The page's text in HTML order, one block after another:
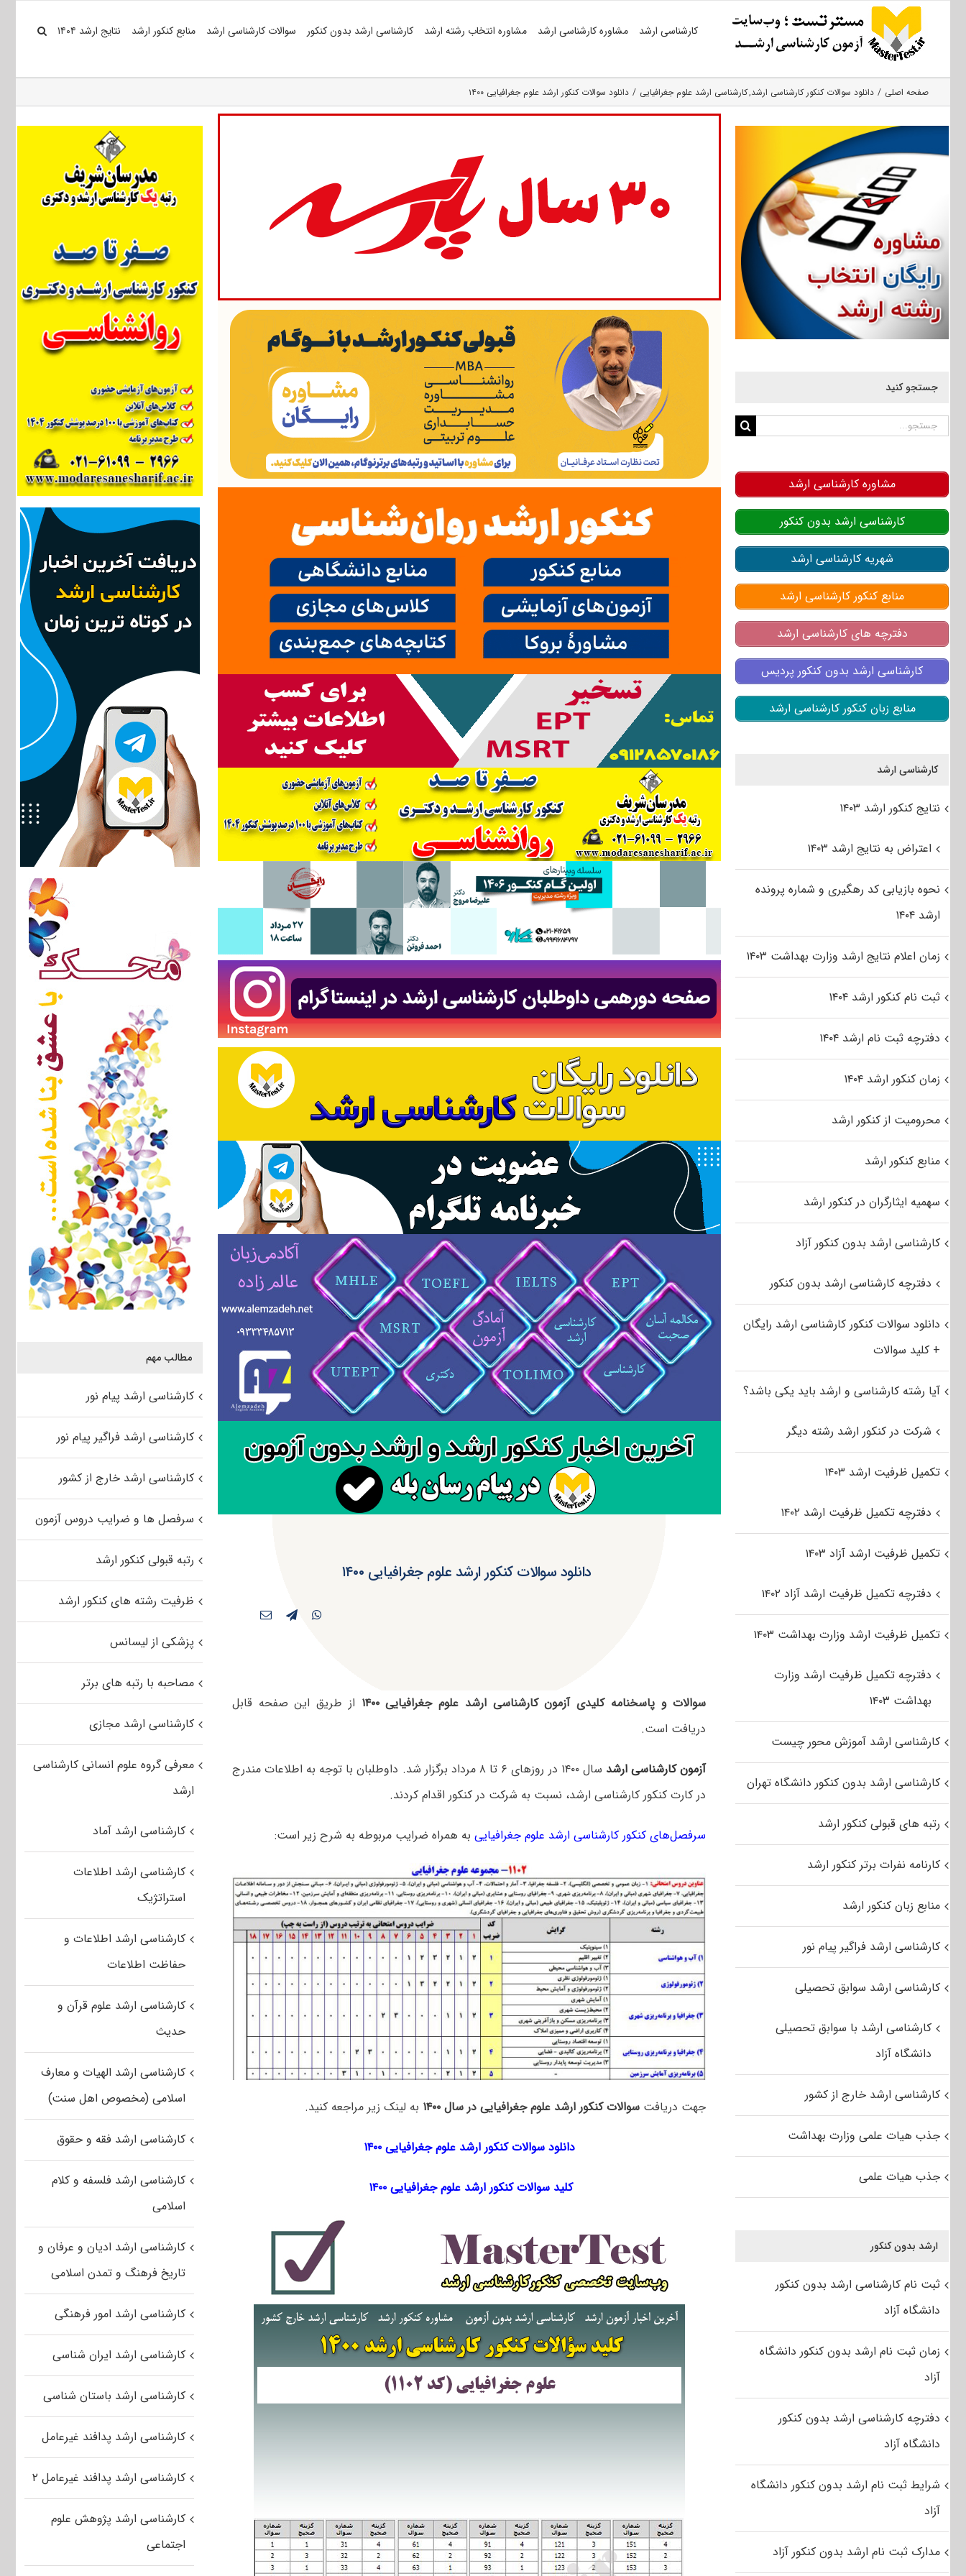
کارشناسی ارشد مشاوره کارشناسی ارشد مشاوره انتخاب رشته ارشد کارشناسی ارشد بدون کنکور سوالات کارشناسی ارشد منابع کنکور ارشد نتایج ارشد ۱۴۰۴
صفحه اصلی دانلود سوالات کنکور کارشناسی ارشد کارشناسی ارشد علوم جغرافیایی دانلود سوالات کنکور ارشد علوم جغرافیایی ۱۴۰۰
دانلود سوالات کنکور ارشد علوم جغرافیایی ۱۴۰۰
سوالات و پاسخنامه کلیدی آزمون کارشناسی ارشد علوم جغرافیایی ۱۴۰۰
از طریق این صفحه قابل
دریافت است.
آزمون کارشناسی ارشد
سال ۱۴۰۰ در روزهای ۶ تا ۸ مرداد برگزار شد. داوطلبان با توجه به اطلاعات مندرج
در کارت کنکور کارشناسی ارشد، نسبت به شرکت در کنکور اقدام کردند.
سرفصل‌های کنکور کارشناسی ارشد علوم جغرافیاییبه همراه ضرایب مربوطه به شرح زیر است:
جهت دریافت سوالات کنکور ارشد علوم جغرافیایی در سال ۱۴۰۰ به لینک زیر مراجعه کنید.
دانلود سوالات کنکور ارشد علوم جغرافیایی ۱۴۰۰
کلید سوالات کنکور ارشد علوم جغرافیایی ۱۴۰۰
مطالب مهم
کارشناسی ارشد پیام نور
کارشناسی ارشد فراگیر پیام نور
کارشناسی ارشد خارج از کشور
سرفصل ها و ضرایب دروس آزمون
رتبه قبولی کنکور ارشد
ظرفیت رشته های کنکور ارشد
پزشکی از لیسانس
مصاحبه با رتبه های برتر
کارشناسی ارشد مجازی
معرفی گروه علوم انسانی کارشناسی
ارشد
کارشناسی ارشد آماد
کارشناسی ارشد اطلاعات
استراتژیک
کارشناسی ارشد اطلاعات و
حفاظت اطلاعات
کارشناسی ارشد علوم قرآن و
حدیث
کارشناسی ارشد الهیات و معارف
اسلامی (مخصوص اهل سنت)
کارشناسی ارشد فقه و حقوق
کارشناسی ارشد فلسفه و کلام
اسلامی
کارشناسی ارشد ادیان و عرفان و
تاریخ فرهنگ و تمدن اسلامی
کارشناسی ارشد امور فرهنگی
کارشناسی ارشد ایران شناسی
کارشناسی ارشد باستان شناسی
کارشناسی ارشد پدافند غیرعامل
کارشناسی ارشد پدافند غیرعامل ۲
کارشناسی ارشد پژوهش علوم
اجتماعی
جستجو کنید
جستجو
مشاوره کارشناسی ارشد
کارشناسی ارشد بدون کنکور
شهریه کارشناسی ارشد
منابع کنکور کارشناسی ارشد
دفترچه های کارشناسی ارشد
کارشناسی ارشد بدون کنکور پردیس
منابع زبان کنکور کارشناسی ارشد
کارشناسی ارشد
نتایج کنکور ارشد ۱۴۰۳
اعتراض به نتایج ارشد ۱۴۰۳
نحوه بازیابی کد رهگیری و شماره پرونده
ارشد ۱۴۰۴
زمان اعلام نتایج ارشد وزارت بهداشت ۱۴۰۳
ثبت نام کنکور ارشد ۱۴۰۴
دفترچه ثبت نام ارشد ۱۴۰۴
زمان کنکور ارشد ۱۴۰۴
محرومیت از کنکور ارشد
منابع کنکور ارشد
سهمیه ایثارگران در کنکور ارشد
کارشناسی ارشد بدون کنکور آزاد
دفترچه کارشناسی ارشد بدون کنکور
دانلود سوالات کنکور کارشناسی ارشد رایگان
+ کلید سوالات
آیا رشته کارشناسی و ارشد باید یکی باشد؟
شرکت در کنکور ارشد رشته دیگر
تکمیل ظرفیت ارشد ۱۴۰۳
دفترچه تکمیل ظرفیت ارشد ۱۴۰۲
تکمیل ظرفیت ارشد آزاد ۱۴۰۳
دفترچه تکمیل ظرفیت ارشد آزاد ۱۴۰۲
تکمیل ظرفیت ارشد وزارت بهداشت ۱۴۰۳
دفترچه تکمیل ظرفیت ارشد وزارت
بهداشت ۱۴۰۳
کارشناسی ارشد آموزش محور چیست
کارشناسی ارشد بدون کنکور دانشگاه تهران
رتبه های قبولی کنکور ارشد
کارنامه نفرات برتر کنکور ارشد
منابع زبان کنکور ارشد
کارشناسی ارشد فراگیر پیام نور
کارشناسی ارشد سوابق تحصیلی
کارشناسی ارشد با سوابق تحصیلی
دانشگاه آزاد
کارشناسی ارشد خارج از کشور
جذب هیات علمی وزارت بهداشت
جذب هیات علمی
ارشد بدون کنکور
ثبت نام کارشناسی ارشد بدون کنکور
دانشگاه آزاد
زمان ثبت نام ارشد بدون کنکور دانشگاه
آزاد
دفترچه کارشناسی ارشد بدون کنکور
دانشگاه آزاد
شرایط ثبت نام ارشد بدون کنکور دانشگاه
آزاد
مدارک ثبت نام ارشد بدون کنکور آزاد